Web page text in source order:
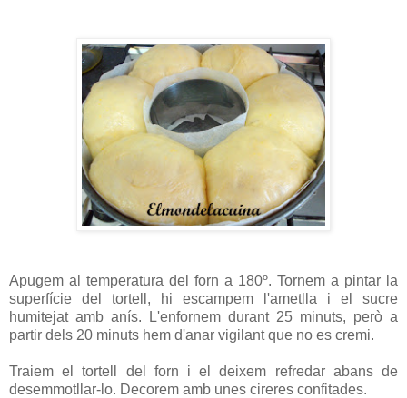
Apugem al temperatura del forn a 180º. Tornem a pintar la
superfície del tortell, hi escampem l'ametlla i el sucre
humitejat amb anís. L'enfornem durant 25 minuts, però a
partir dels 20 minuts hem d'anar vigilant que no es cremi.
Traiem el tortell del forn i el deixem refredar abans de
desemmotllar-lo. Decorem amb unes cireres confitades.